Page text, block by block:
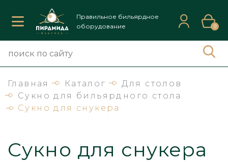
Правильное бильярдное
оборудование
0
Главная Каталог
Для столов
Сукно для бильярдного стола
Сукно для снукера
Сукно для снукера